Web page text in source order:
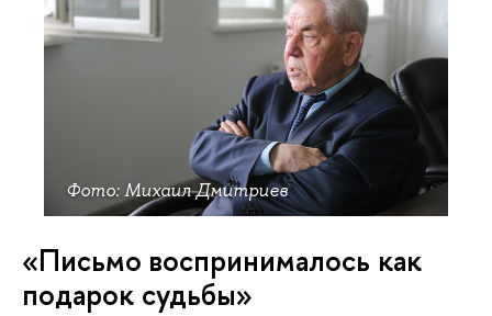
Фото: Михаил Дмитриев
«Письмо воспринималось как
подарок судьбы»